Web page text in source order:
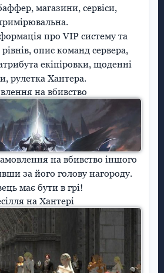
магазини, сервіси,
про VIP систему та
опис команд сервера,
екіпіровки, щоденні
рулетка Хантера.
на вбивство
на вбивство іншого
за його голову нагороду.
має бути в грі!
на Хантері